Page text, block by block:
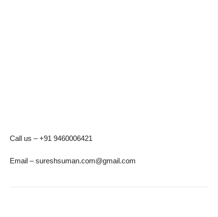
Call us – +91 9460006421
Email – sureshsuman.com@gmail.com